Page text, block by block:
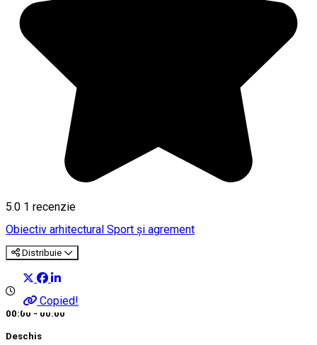
5.0 1 recenzie
Obiectiv arhitectural Sport și agrement
Distribuie
Copied!
00:00 - 00:00
Deschis